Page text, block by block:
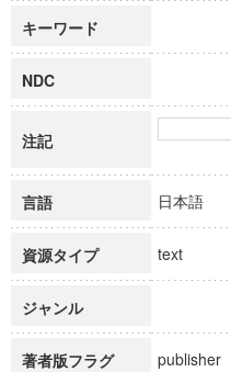
キーワード
NDC
注記
言語 日本語
資源タイプ text
ジャンル
著者版フラグ publisher